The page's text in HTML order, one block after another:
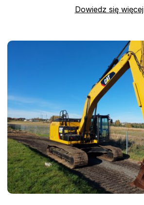
Dowiedz się więcej